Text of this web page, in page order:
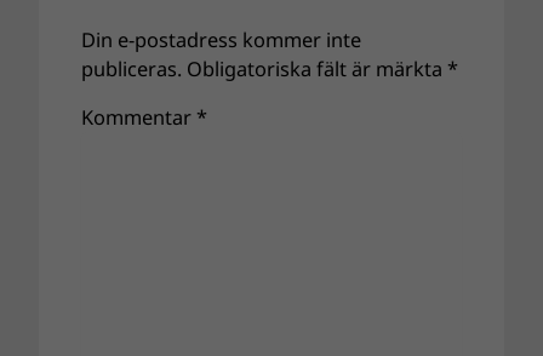
Din e-postadress kommer inte
publiceras. Obligatoriska fält är märkta *
Kommentar *